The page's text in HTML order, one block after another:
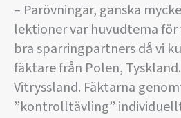
– Parövningar, ganska
lektioner var huvudtema för
bra sparringpartners då vi
fäktare från Polen, Tyskland.
Vitryssland. Fäktarna
”kontrolltävling”